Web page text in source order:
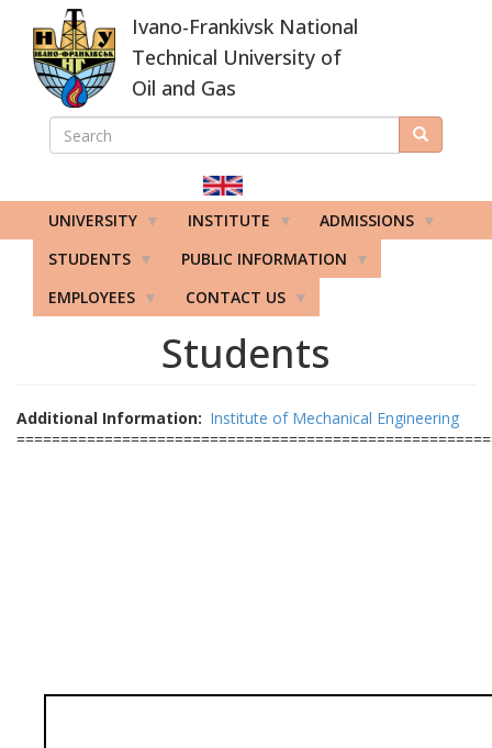
main
content
Ivano-Frankivsk National
Technical University of
Oil and Gas
ПОШУКОВА
ФОРМА
SEARCH Search
UNIVERSITY INSTITUTE
ADMISSIONS
STUDENTS
PUBLIC INFORMATION
EMPLOYEES
CONTACT US
Students
Additional Information
Institute of Mechanical Engineering